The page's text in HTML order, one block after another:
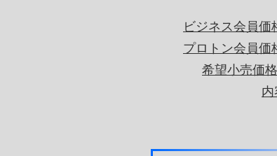
ビジネス会員
プロトン会員
希望小売価
内